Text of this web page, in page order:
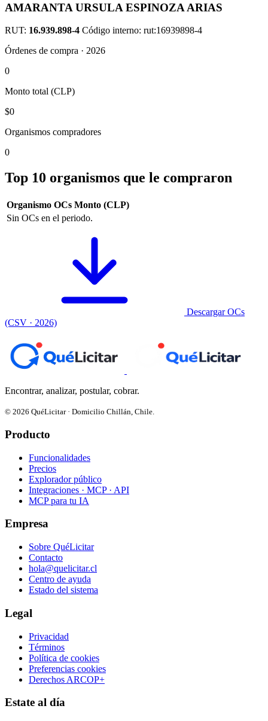
AMARANTA URSULA ESPINOZA ARIAS
RUT: 16.939.898-4 Código interno: rut:16939898-4
Órdenes de compra · 2026
0
Monto total (CLP)
$0
Organismos compradores
0
Top 10 organismos que le compraron
Organismo OCs Monto (CLP)
Sin OCs en el periodo.
Descargar OCs
(CSV · 2026)
Encontrar, analizar, postular, cobrar.
© 2026 QuéLicitar · Domicilio Chillán, Chile.
Producto
Funcionalidades
Precios
Explorador público
Integraciones · MCP · API
MCP para tu IA
Empresa
Sobre QuéLicitar
Contacto
hola@quelicitar.cl
Centro de ayuda
Estado del sistema
Legal
Privacidad
Términos
Política de cookies
Preferencias cookies
Derechos ARCOP+
Estate al día